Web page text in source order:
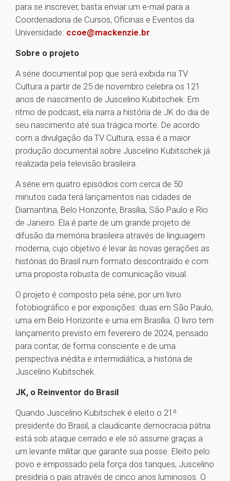
para se inscrever, basta enviar um e-mail para a
Coordenadoria de Cursos, Oficinas e Eventos da
Universidade: ccoe@mackenzie.br.
Sobre o projeto
A série documental pop que será exibida na TV
Cultura a partir de 25 de novembro celebra os 121
anos de nascimento de Juscelino Kubitschek. Em
ritmo de podcast, ela narra a história de JK do dia de
seu nascimento até sua trágica morte. De acordo
com a divulgação da TV Cultura, essa é a maior
produção documental sobre Juscelino Kubitschek já
realizada pela televisão brasileira.
A série em quatro episódios com cerca de 50
minutos cada terá lançamentos nas cidades de
Diamantina, Belo Horizonte, Brasília, São Paulo e Rio
de Janeiro. Ela é parte de um grande projeto de
difusão da memória brasileira através de linguagem
moderna, cujo objetivo é levar às novas gerações as
histórias do Brasil num formato descontraído e com
uma proposta robusta de comunicação visual.
O projeto é composto pela série, por um livro
fotobiográfico e por exposições: duas em São Paulo,
uma em Belo Horizonte e uma em Brasília. O livro tem
lançamento previsto em fevereiro de 2024, pensado
para contar, de forma consciente e de uma
perspectiva inédita e intermidiática, a história de
Juscelino Kubitschek.
JK, o Reinventor do Brasil
Quando Juscelino Kubitschek é eleito o 21º
presidente do Brasil, a claudicante democracia pátria
está sob ataque cerrado e ele só assume graças a
um levante militar que garante sua posse. Eleito pelo
povo e empossado pela força dos tanques, Juscelino
presidiria o país através de cinco anos luminosos. O